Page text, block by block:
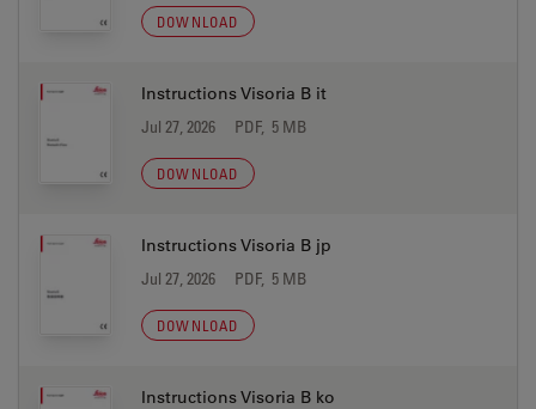
DOWNLOAD
Instructions Visoria B it
Jul 27, 2026 PDF, 5 MB
DOWNLOAD
Instructions Visoria B jp
Jul 27, 2026 PDF, 5 MB
DOWNLOAD
Instructions Visoria B ko